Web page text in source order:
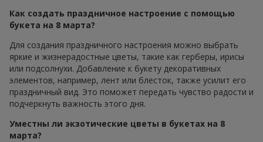
Как создать праздничное настроение с помощью
букета на 8 марта?
Для создания праздничного настроения можно выбрать
яркие и жизнерадостные цветы, такие как герберы, ирисы
или подсолнухи. Добавление к букету декоративных
элементов, например, лент или блесток, также усилит его
праздничный вид. Это поможет передать чувство радости и
подчеркнуть важность этого дня.
Уместны ли экзотические цветы в букетах на 8
марта?